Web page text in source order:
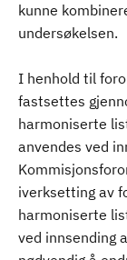
kunne
undersøkelsen.
I henhold til
fastsettes
harmoniserte
anvendes ved
iverksetting av
harmoniserte
ved innsending